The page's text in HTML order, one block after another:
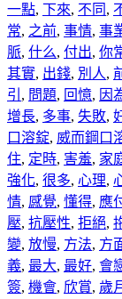
一點, 下來, 不同 ,
常, 之前, 事情, 事
脈, 什么, 付出, 你
其實, 出錢, 別人,
引 , 問題, 回憶, 因
增長, 多事, 失敗,
口溶錠, 威而鋼口
住, 定時, 害羞, 家
強化, 很多, 心理,
情, 感覺, 懂得, 應
壓, 抗壓性, 拒絕,
變, 放慢, 方法, 方
義, 最大, 最好, 會
簽, 機會, 欣賞, 歲